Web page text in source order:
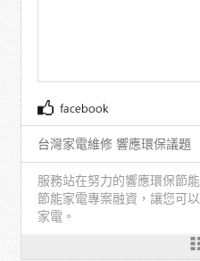
台灣家電維修 響應環保議題
服務站在努力的響應環保節
節能家電專案融資，讓您可
家電。